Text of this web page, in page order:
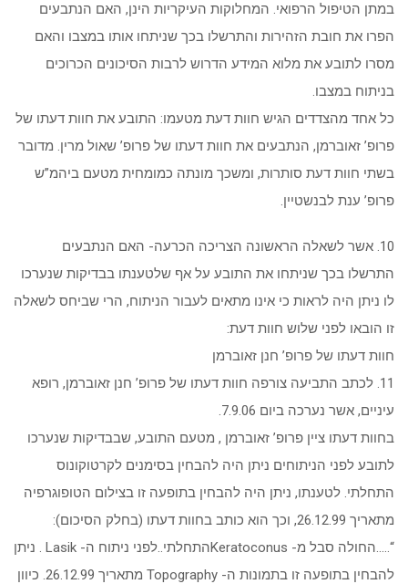
במתן הטיפול הרפואי. המחלוקות העיקריות הינן, האם הנתבעים
הפרו את חובת הזהירות והתרשלו בכך שניתחו אותו במצבו והאם
מסרו לתובע את מלוא המידע הדרוש לרבות הסיכונים הכרוכים
בניתוח במצבו.
כל אחד מהצדדים הגיש חוות דעת מטעמו: התובע את חוות דעתו של
פרופ’ זאוברמן, הנתבעים את חוות דעתו של פרופ’ שאול מרין. מדובר
בשתי חוות דעת סותרות, ומשכך מונתה כמומחית מטעם ביהמ”ש
פרופ’ ענת לבנשטיין.
10. אשר לשאלה הראשונה הצריכה הכרעה- האם הנתבעים
התרשלו בכך שניתחו את התובע על אף שלטענתו בבדיקות שנערכו
לו ניתן היה לראות כי אינו מתאים לעבור הניתוח, הרי שביחס לשאלה
זו הובאו לפני שלוש חוות דעת:
חוות דעתו של פרופ’ חנן זאוברמן
11. לכתב התביעה צורפה חוות דעתו של פרופ’ חנן זאוברמן, רופא
עיניים, אשר נערכה ביום 7.9.06.
בחוות דעתו ציין פרופ’ זאוברמן , מטעם התובע, שבבדיקות שנערכו
לתובע לפני הניתוחים ניתן היה להבחין בסימנים לקרטוקונוס
התחלתי. לטענתו, ניתן היה להבחין בתופעה זו בצילום הטופוגרפיה
מתאריך 26.12.99, וכך הוא כותב בחוות דעתו (בחלק הסיכום):
“…..החולה סבל מ- Keratoconusהתחלתי..לפני ניתוח ה- Lasik . ניתן
להבחין בתופעה זו בתמונות ה- Topography מתאריך 26.12.99. כיוון